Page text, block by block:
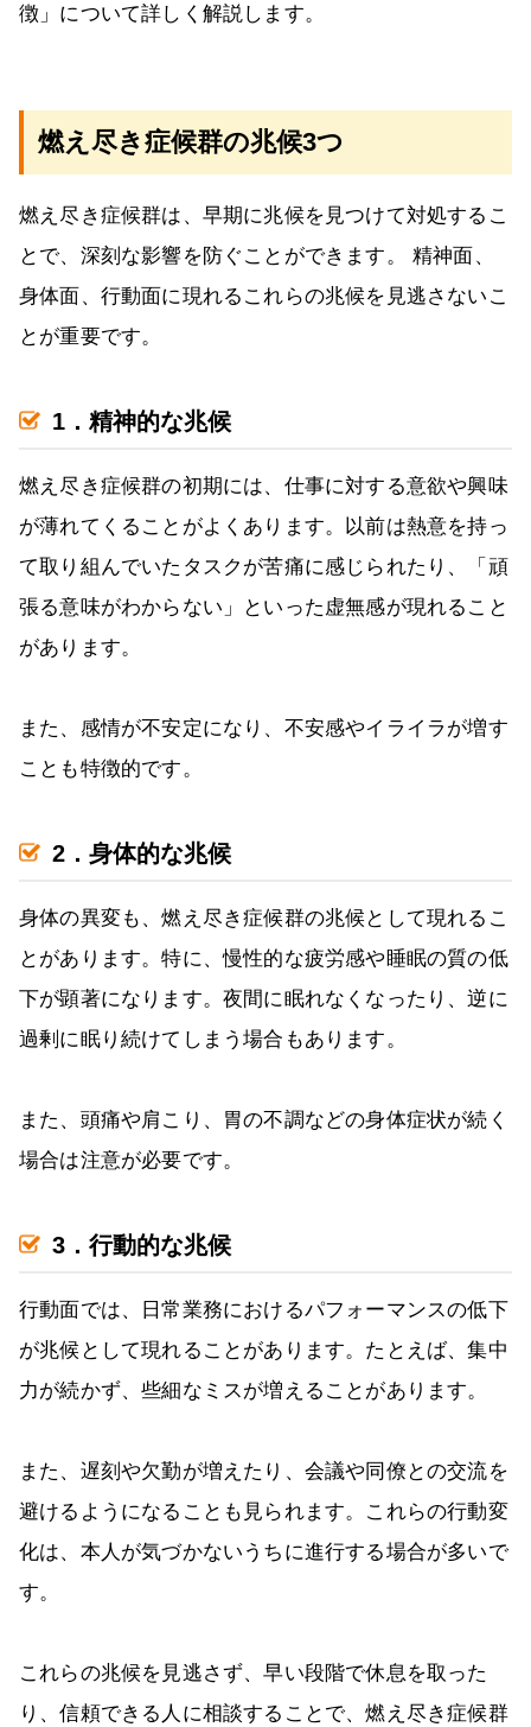
徴」について詳しく解説します。
燃え尽き症候群の兆候3つ
燃え尽き症候群は、早期に兆候を見つけて対処するこ
とで、深刻な影響を防ぐことができます。 精神面、
身体面、行動面に現れるこれらの兆候を見逃さないこ
とが重要です。
1．精神的な兆候
燃え尽き症候群の初期には、仕事に対する意欲や興味
が薄れてくることがよくあります。以前は熱意を持っ
て取り組んでいたタスクが苦痛に感じられたり、「頑
張る意味がわからない」といった虚無感が現れること
があります。
また、感情が不安定になり、不安感やイライラが増す
ことも特徴的です。
2．身体的な兆候
身体の異変も、燃え尽き症候群の兆候として現れるこ
とがあります。特に、慢性的な疲労感や睡眠の質の低
下が顕著になります。夜間に眠れなくなったり、逆に
過剰に眠り続けてしまう場合もあります。
また、頭痛や肩こり、胃の不調などの身体症状が続く
場合は注意が必要です。
3．行動的な兆候
行動面では、日常業務におけるパフォーマンスの低下
が兆候として現れることがあります。たとえば、集中
力が続かず、些細なミスが増えることがあります。
また、遅刻や欠勤が増えたり、会議や同僚との交流を
避けるようになることも見られます。これらの行動変
化は、本人が気づかないうちに進行する場合が多いで
す。
これらの兆候を見逃さず、早い段階で休息を取った
り、信頼できる人に相談することで、燃え尽き症候群